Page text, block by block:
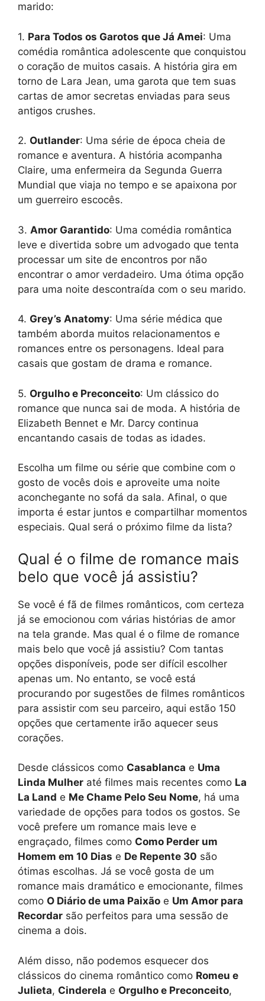
marido:
1. Para Todos os Garotos que Já Amei: Uma
comédia romântica adolescente que conquistou
o coração de muitos casais. A história gira em
torno de Lara Jean, uma garota que tem suas
cartas de amor secretas enviadas para seus
antigos crushes.
2. Outlander: Uma série de época cheia de
romance e aventura. A história acompanha
Claire, uma enfermeira da Segunda Guerra
Mundial que viaja no tempo e se apaixona por
um guerreiro escocês.
3. Amor Garantido: Uma comédia romântica
leve e divertida sobre um advogado que tenta
processar um site de encontros por não
encontrar o amor verdadeiro. Uma ótima opção
para uma noite descontraída com o seu marido.
4. Grey’s Anatomy: Uma série médica que
também aborda muitos relacionamentos e
romances entre os personagens. Ideal para
casais que gostam de drama e romance.
5. Orgulho e Preconceito: Um clássico do
romance que nunca sai de moda. A história de
Elizabeth Bennet e Mr. Darcy continua
encantando casais de todas as idades.
Escolha um filme ou série que combine com o
gosto de vocês dois e aproveite uma noite
aconchegante no sofá da sala. Afinal, o que
importa é estar juntos e compartilhar momentos
especiais. Qual será o próximo filme da lista?
Qual é o filme de romance mais
belo que você já assistiu?
Se você é fã de filmes românticos, com certeza
já se emocionou com várias histórias de amor
na tela grande. Mas qual é o filme de romance
mais belo que você já assistiu? Com tantas
opções disponíveis, pode ser difícil escolher
apenas um. No entanto, se você está
procurando por sugestões de filmes românticos
para assistir com seu parceiro, aqui estão 150
opções que certamente irão aquecer seus
corações.
Desde clássicos como Casablanca e Uma
Linda Mulher até filmes mais recentes como La
La Land e Me Chame Pelo Seu Nome, há uma
variedade de opções para todos os gostos. Se
você prefere um romance mais leve e
engraçado, filmes como Como Perder um
Homem em 10 Dias e De Repente 30 são
ótimas escolhas. Já se você gosta de um
romance mais dramático e emocionante, filmes
como O Diário de uma Paixão e Um Amor para
Recordar são perfeitos para uma sessão de
cinema a dois.
Além disso, não podemos esquecer dos
clássicos do cinema romântico como Romeu e
Julieta, Cinderela e Orgulho e Preconceito,